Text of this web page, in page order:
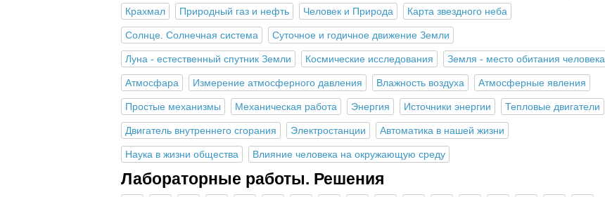
Крахмал Природный газ и нефть Человек и Природа Карта звездного неба
Солнце. Солнечная система Суточное и годичное движение Земли
Луна - естественный спутник Земли Космические исследования Земля - место обитания человека
Атмосфара Измерение атмосферного давления Влажность воздуха Атмосферные явления
Простые механизмы Механическая работа Энергия Источники энергии Тепловые двигатели
Двигатель внутреннего сгорания Электростанции Автоматика в нашей жизни
Наука в жизни общества Влияние человека на окружающую среду
Лабораторные работы. Решения